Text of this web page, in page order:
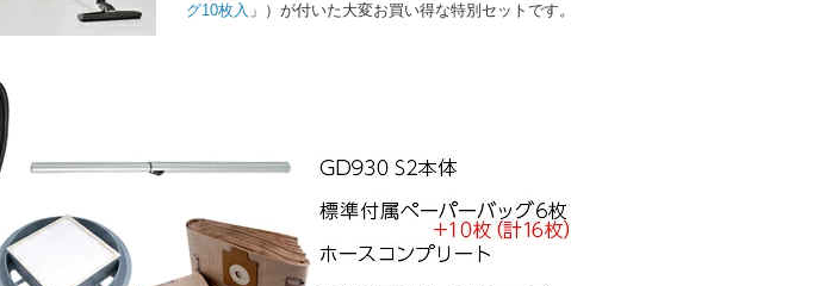
グ10枚入 」）が付いた大変お買い得な特別セットです。